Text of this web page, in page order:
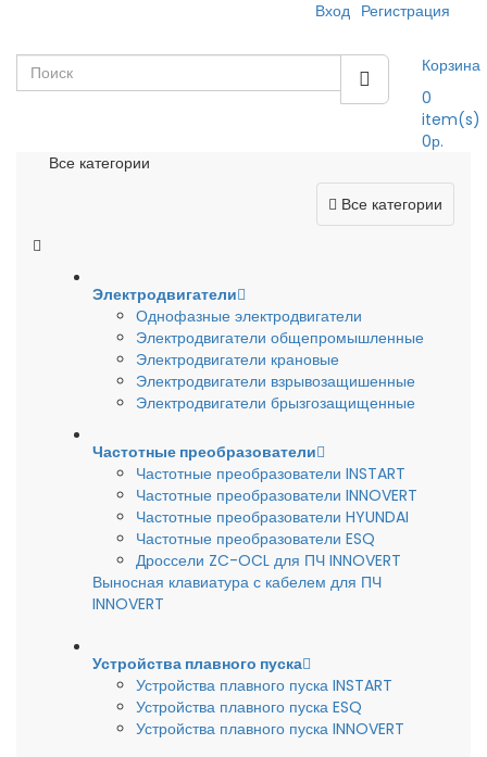
Вход Регистрация
Корзина
0
item(s)
0р.
Все категории
Все категории
Электродвигатели
Однофазные электродвигатели
Электродвигатели общепромышленные
Электродвигатели крановые
Электродвигатели взрывозащишенные
Электродвигатели брызгозащищенные
Частотные преобразователи
Частотные преобразователи INSTART
Частотные преобразователи INNOVERT
Частотные преобразователи HYUNDAI
Частотные преобразователи ESQ
Дроссели ZC-OCL для ПЧ INNOVERT
Выносная клавиатура с кабелем для ПЧ
INNOVERT
Устройства плавного пуска
Устройства плавного пуска INSTART
Устройства плавного пуска ESQ
Устройства плавного пуска INNOVERT